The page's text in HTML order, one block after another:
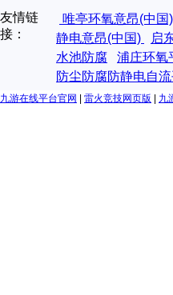
友情链
接：
唯亭环氧意昂(中国)
静电意昂(中国)
启
水池防腐
浦庄环氧
防尘防腐防静电自
九游在线平台官网 雷火竞技网页版 九